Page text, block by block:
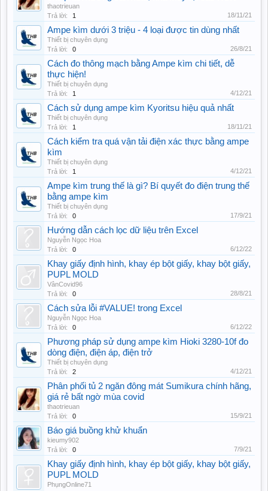
thaotrieuan
Trả lời:
1 18/11/21
Ampe kìm dưới 3 triệu - 4 loại được tin dùng nhất
Thiết bị chuyên dụng
Trả lời:
0 26/8/21
Cách đo thông mạch bằng Ampe kìm chi tiết, dễ
thực hiện!
Thiết bị chuyên dụng
Trả lời:
1 4/12/21
Cách sử dụng ampe kìm Kyoritsu hiệu quả nhất
Thiết bị chuyên dụng
Trả lời:
1 18/11/21
Cách kiểm tra quá vận tải điện xác thực bằng ampe
kìm
Thiết bị chuyên dụng
Trả lời:
1 4/12/21
Ampe kìm trung thế là gì? Bí quyết đo điện trung thế
bằng ampe kìm
Thiết bị chuyên dụng
Trả lời:
0 17/9/21
Hướng dẫn cách lọc dữ liệu trên Excel
Nguyễn Ngọc Hoa
Trả lời:
0 6/12/22
Khay giấy định hình, khay ép bột giấy, khay bột giấy,
PUPL MOLD
VânCovid96
Trả lời:
0 28/8/21
Cách sửa lỗi #VALUE! trong Excel
Nguyễn Ngọc Hoa
Trả lời:
0 6/12/22
Phương pháp sử dụng ampe kìm Hioki 3280-10f đo
dòng điện, điện áp, điện trở
Thiết bị chuyên dụng
Trả lời:
2 4/12/21
Phân phối tủ 2 ngăn đông mát Sumikura chính hãng,
giá rẻ bất ngờ mùa covid
thaotrieuan
Trả lời:
0 15/9/21
Báo giá buồng khử khuẩn
kieumy902
Trả lời:
0 7/9/21
Khay giấy định hình, khay ép bột giấy, khay bột giấy,
PUPL MOLD
PhụngOnline71